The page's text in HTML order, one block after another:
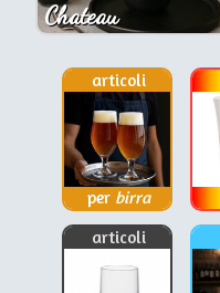
Chateau
articoli
per birra
articoli